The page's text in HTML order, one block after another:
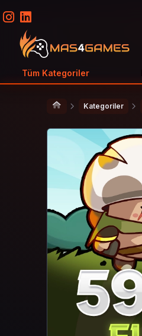
Tüm Kategoriler
Kategoriler